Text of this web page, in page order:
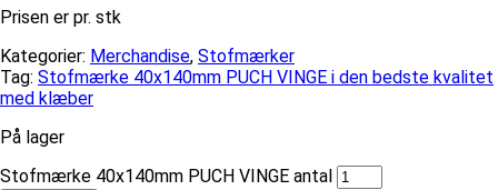
Prisen er pr. stk
Kategorier: Merchandise, Stofmærker
Tag: Stofmærke 40x140mm PUCH VINGE i den bedste kvalitet
med klæber
På lager
Stofmærke 40x140mm PUCH VINGE antal